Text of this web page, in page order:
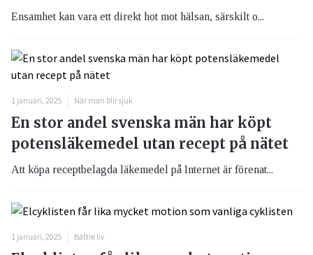
Ensamhet kan vara ett direkt hot mot hälsan, särskilt o...
1 januari, 2025 När man blir sjuk
En stor andel svenska män har köpt
potensläkemedel utan recept på nätet
Att köpa receptbelagda läkemedel på Internet är förenat...
1 januari, 2025 Bättre liv